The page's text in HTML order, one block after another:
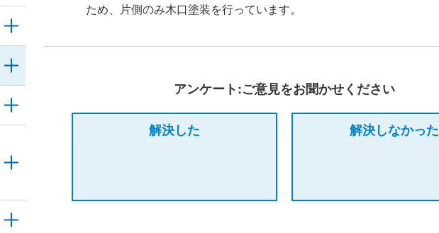
ため、片側のみ木口塗装を行っています。
アンケート:ご意見をお聞かせください
解決した 解決しなかった